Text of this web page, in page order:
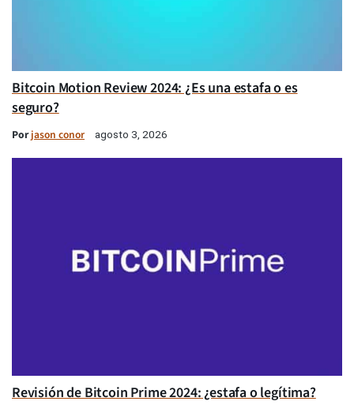
Bitcoin Motion Review 2024: ¿Es una estafa o es
seguro?
Porjason conor agosto 3, 2026
Revisión de Bitcoin Prime 2024: ¿estafa o legítima?